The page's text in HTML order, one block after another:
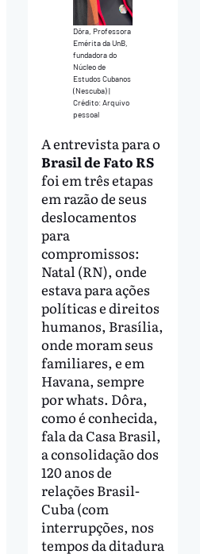
Dôra, Professora
Emérita da UnB,
fundadora do
Núcleo de
Estudos Cubanos
(Nescuba) |
Crédito: Arquivo
pessoal
A entrevista para o
Brasil de FatoRS
foi em três etapas
em razão de seus
deslocamentos
para
compromissos:
Natal (RN), onde
estava para ações
políticas e direitos
humanos, Brasília,
onde moram seus
familiares, e em
Havana, sempre
por whats. Dôra,
como é conhecida,
fala da Casa Brasil,
a consolidação dos
120 anos de
relações Brasil-
Cuba (com
interrupções, nos
tempos da ditadura